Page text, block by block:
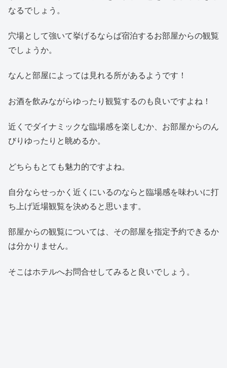
なるでしょう。
穴場として強いて挙げるならば宿泊するお部屋からの観覧
でしょうか。
なんと部屋によっては見れる所があるようです！
お酒を飲みながらゆったり観覧するのも良いですよね！
近くでダイナミックな臨場感を楽しむか、お部屋からのん
びりゆったりと眺めるか。
どちらもとても魅力的ですよね。
自分ならせっかく近くにいるのならと臨場感を味わいに打
ち上げ近場観覧を決めると思います。
部屋からの観覧については、その部屋を指定予約できるか
は分かりません。
そこはホテルへお問合せしてみると良いでしょう。